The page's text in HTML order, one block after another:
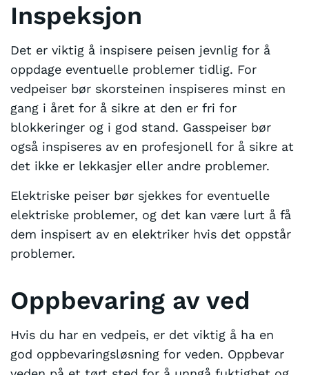
Inspeksjon
Det er viktig å inspisere peisen jevnlig for å
oppdage eventuelle problemer tidlig. For
vedpeiser bør skorsteinen inspiseres minst en
gang i året for å sikre at den er fri for
blokkeringer og i god stand. Gasspeiser bør
også inspiseres av en profesjonell for å sikre at
det ikke er lekkasjer eller andre problemer.
Elektriske peiser bør sjekkes for eventuelle
elektriske problemer, og det kan være lurt å få
dem inspisert av en elektriker hvis det oppstår
problemer.
Oppbevaring av ved
Hvis du har en vedpeis, er det viktig å ha en
god oppbevaringsløsning for veden. Oppbevar